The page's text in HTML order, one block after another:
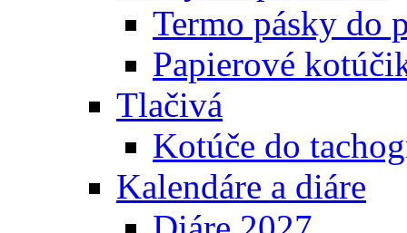
Termo pásky do
Papierové
Tlačivá
Kotúče do
Kalendáre a diáre